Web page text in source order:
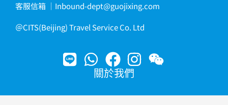
客服信箱 ｜ Inbound-dept@guojixing.com
＠CITS(Beijing) Travel Service Co. Ltd
關於我們